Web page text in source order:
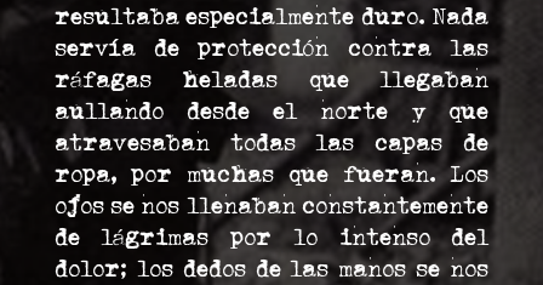
resultaba especialmente duro. Nada
servía de protección contra las
ráfagas heladas que llegaban
aullando desde el norte y que
atravesaban todas las capas de
ropa, por muchas que fueran. Los
ojos se nos llenaban constantemente
de lágrimas por lo intenso del
dolor; los dedos de las manos se nos